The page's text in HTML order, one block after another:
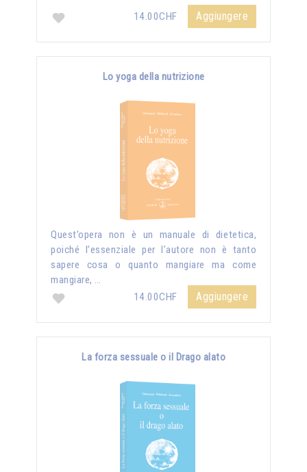
14.00CHF Aggiungere
Lo yoga della nutrizione
Quest’opera non è un manuale di dietetica,
poiché l’essenziale per l’autore non è tanto
sapere cosa o quanto mangiare ma come
mangiare, …
14.00CHF
Aggiungere
La forza sessuale o il Drago alato